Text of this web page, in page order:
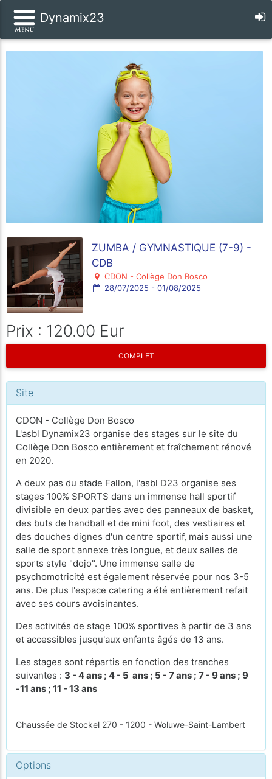
Dynamix23
ZUMBA / GYMNASTIQUE (7-9) -
CDB
CDON - Collège Don Bosco
28/07/2025 - 01/08/2025
Prix : 120.00 Eur
COMPLET
Site
CDON - Collège Don Bosco
L'asbl Dynamix23 organise des stages sur le site du
Collège Don Bosco entièrement et fraîchement rénové
en 2020.
A deux pas du stade Fallon, l'asbl D23 organise ses
stages 100% SPORTS dans un immense hall sportif
divisible en deux parties avec des panneaux de basket,
des buts de handball et de mini foot, des vestiaires et
des douches dignes d'un centre sportif, mais aussi une
salle de sport annexe très longue, et deux salles de
sports style "dojo". Une immense salle de
psychomotricité est également réservée pour nos 3-5
ans. De plus l'espace catering a été entièrement refait
avec ses cours avoisinantes.
Des activités de stage 100% sportives à partir de 3 ans
et accessibles jusqu'aux enfants âgés de 13 ans.
Les stages sont répartis en fonction des tranches
suivantes : 3 - 4 ans ; 4 - 5 ans ; 5 - 7 ans ; 7 - 9 ans ; 9
-11 ans ; 11 - 13 ans
Chaussée de Stockel 270 - 1200 - Woluwe-Saint-Lambert
Options